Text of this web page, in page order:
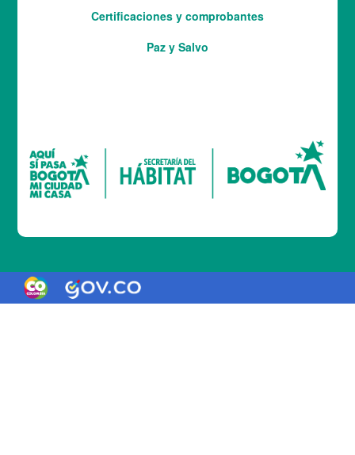
ServicesCertificaciones y comprobantes
Paz y Salvo
Logo marca ColombiaLogo Gobierno de Colombia